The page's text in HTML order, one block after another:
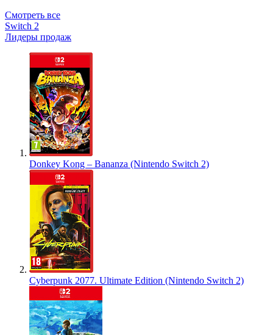
Смотреть все
Switch 2
Лидеры продаж
Donkey Kong – Bananza (Nintendo Switch 2)
Cyberpunk 2077. Ultimate Edition (Nintendo Switch 2)